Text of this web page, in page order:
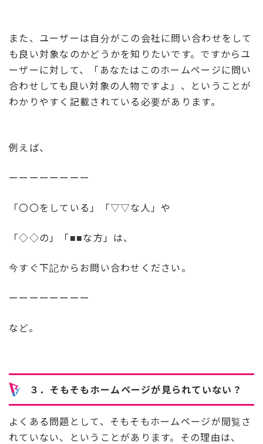
また、ユーザーは自分がこの会社に問い合わせをして
も良い対象なのかどうかを知りたいです。ですからユ
ーザーに対して、「あなたはこのホームページに問い
合わせしても良い対象の人物ですよ」、ということが
わかりやすく記載されている必要があります。
例えば、
ーーーーーーーー
「〇〇をしている」「▽▽な人」や
「◇◇の」「■■な方」は、
今すぐ下記からお問い合わせください。
ーーーーーーーー
など。
３．そもそもホームページが見られていない？
よくある問題として、そもそもホームページが閲覧さ
れていない、ということがあります。その理由は、